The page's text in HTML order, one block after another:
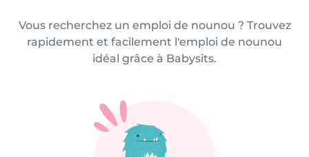
Vous recherchez un emploi de nounou ? Trouvez
rapidement et facilement l'emploi de nounou
idéal grâce à Babysits.